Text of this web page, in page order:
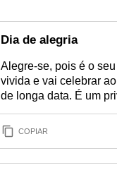
Dia de alegria
Alegre-se, pois é o
vivida e vai celebrar
de longa data. É um
COPIAR